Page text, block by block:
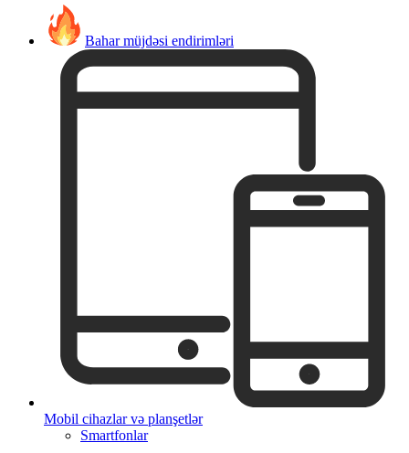
Bahar müjdəsi endirimləri
Mobil cihazlar və planşetlər
Smartfonlar